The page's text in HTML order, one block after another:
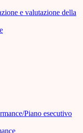
e valutazione della
Piano esecutivo